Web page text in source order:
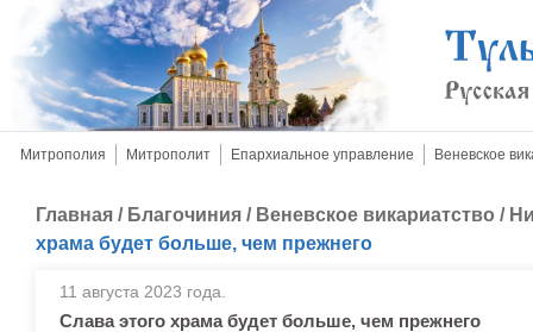
Митрополия Митрополит Епархиальное управление Веневское
Главная / Благочиния / Веневское викариатство /
храма будет больше, чем прежнего
11 августа 2023 года.
Слава этого храма будет больше, чем прежнего